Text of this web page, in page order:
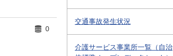
0
交通事故発生状況
介護サービス事業所一覧（自治